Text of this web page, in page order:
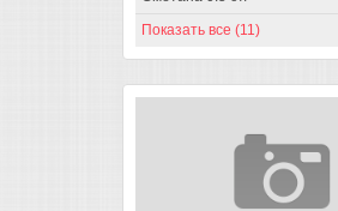
Показать все (11)